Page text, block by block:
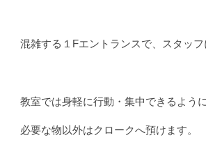
混雑する１Fエントランスで、スタッ
教室では身軽に行動・集中できるように
必要な物以外はクロークへ預けます。